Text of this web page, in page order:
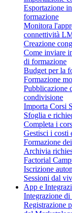
Esportazione
formazione
Monitora
connettività
Creazione
Come inviare
di formazione
Budget per la
Formazione
Pubblicazione
condivisione
Importa Corsi
Sfoglia e
Completa i
Gestisci i costi
Formazione
Archivia
Factorial
Iscrizione
Sessioni dal
App e
Integrazione
Registrazione